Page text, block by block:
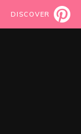
DISCOVER